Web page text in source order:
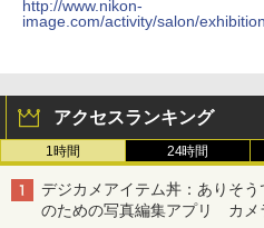
http://www.nikon-
image.com/activity/salon/
アクセスランキング
1時間 24時間
デジカメアイテム丼：ありそう
のための写真編集アプリ カメ